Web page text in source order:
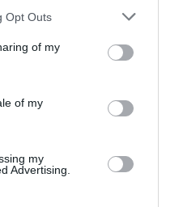
uses one or more Google
behaviour. You may click to
and its third-party tags to
purposes in below Google
Opt Outs
of my
of my
my
Advertising.